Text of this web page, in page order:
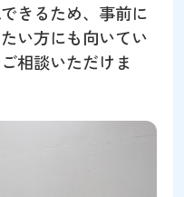
きるため、事前に
い方にも向いてい
相談いただけま